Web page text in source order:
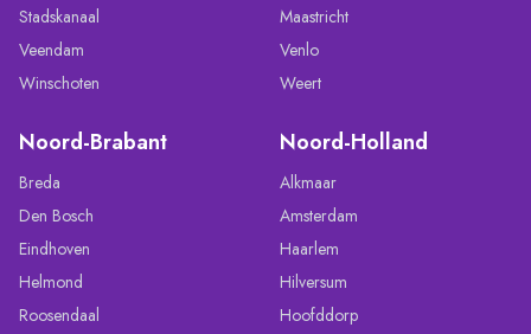
Stadskanaal
Veendam
Winschoten
Maastricht
Venlo
Weert
Noord-Brabant
Breda
Den Bosch
Eindhoven
Helmond
Roosendaal
Noord-Holland
Alkmaar
Amsterdam
Haarlem
Hilversum
Hoofddorp